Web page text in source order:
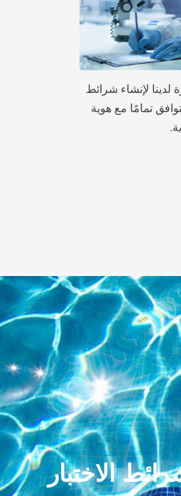
لدينا لإنشاء شرائط
تمامًا مع هوية
الاختبار